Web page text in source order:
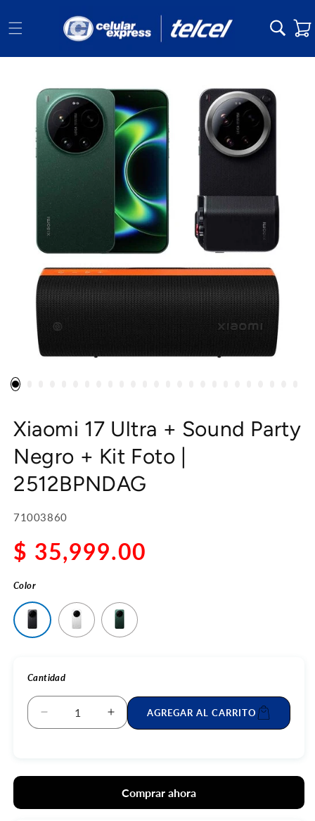
directamente
al contenido
Xiaomi 17 Ultra + Sound Party
Negro + Kit Foto |
2512BPNDAG
SKU:
71003860
Precio
habitual
$ 35,999.00
Color
Cantidad
Reducir
17
+
Aumentar
cantidad
17
Ultra
+
AGREGAR AL CARRITO
Comprar ahora